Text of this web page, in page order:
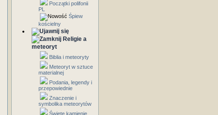
Początki polifonii
PL
Śpiew
kościelny
Religie a
meteoryt
Biblia i meteoryty
Meteoryt w sztuce
materialnej
Podania, legendy i
przepowiednie
Znaczenie i
symbolika meteorytów
Święte kamienie